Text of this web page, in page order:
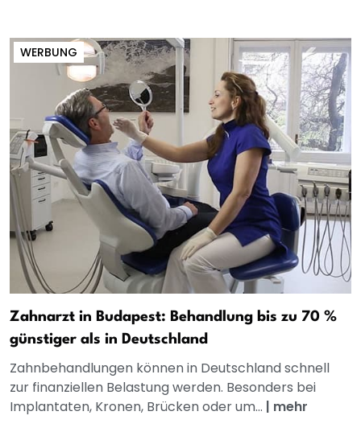
WERBUNG
Zahnarzt in Budapest: Behandlung bis zu 70 %
günstiger als in Deutschland
Zahnbehandlungen können in Deutschland schnell
zur finanziellen Belastung werden. Besonders bei
Implantaten, Kronen, Brücken oder um... | mehr